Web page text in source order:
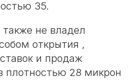
35.
не владел
открытия ,
и продаж
плотностью 28 микрон